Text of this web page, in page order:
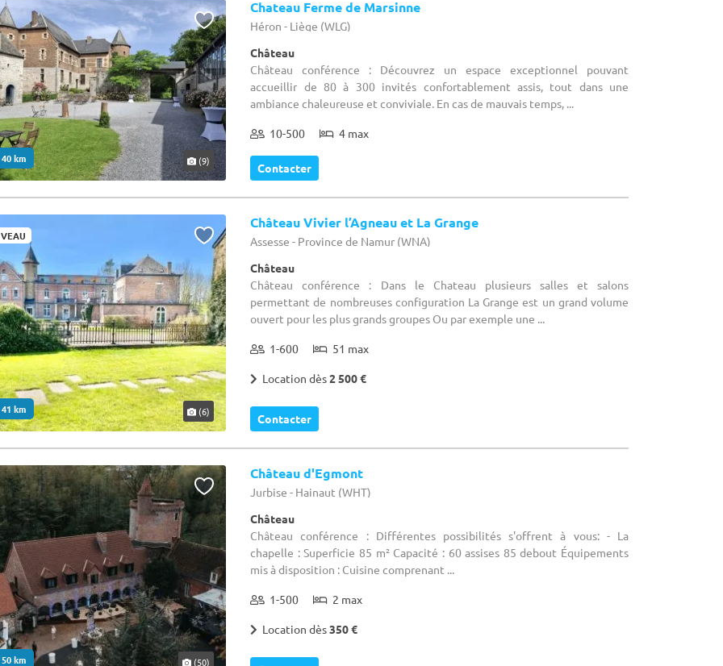
km (9)
Chateau Ferme de Marsinne
Héron - Liège (WLG)
Château
Château conférence : Découvrez un espace exceptionnel pouvant
accueillir de 80 à 300 invités confortablement assis, tout dans une
ambiance chaleureuse et conviviale. En cas de mauvais temps, ...
10-500 4 max
Contacter
km (6)
Château Vivier l’Agneau et La Grange
Assesse - Province de Namur (WNA)
Château
Château conférence : Dans le Chateau plusieurs salles et salons
permettant de nombreuses configuration La Grange est un grand volume
ouvert pour les plus grands groupes Ou par exemple une ...
1-600 51 max
Location dès2 500 €
Contacter
km (50)
Château d'Egmont
Jurbise - Hainaut (WHT)
Château
Château conférence : Différentes possibilités s'offrent à vous: - La
chapelle : Superficie 85 m² Capacité : 60 assises 85 debout Équipements
mis à disposition : Cuisine comprenant ...
1-500 2 max
Location dès350 €